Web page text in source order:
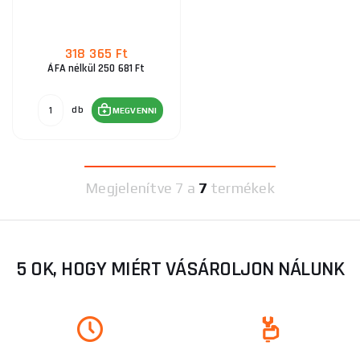
318 365 Ft
ÁFA nélkül 250 681 Ft
db MEGVENNI
Megjelenítve 7 a 7 termékek
5 OK, HOGY MIÉRT VÁSÁROLJON NÁLUNK